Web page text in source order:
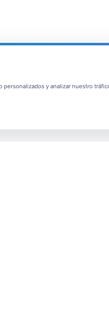
y analizar nuestro